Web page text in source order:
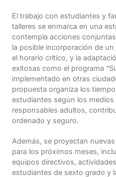
El trabajo con estudiantes y
talleres se enmarca en una
contempla acciones
la posible incorporación de
el horario crítico, y la
exitosas como el programa
implementado en otras
propuesta organiza los
estudiantes según los
responsables adultos,
ordenado y seguro.
Además, se proyectan
para los próximos meses,
equipos directivos,
estudiantes de sexto grado y